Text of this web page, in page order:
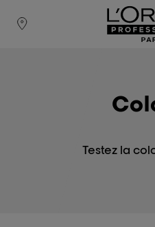
Testez la